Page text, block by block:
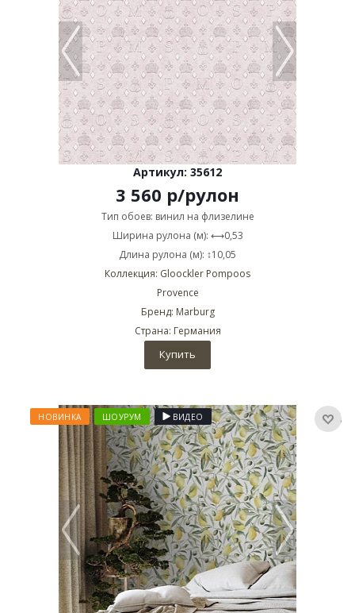
Артикул: 35612
3 560 р/рулон
Тип обоев: винил на флизелине
Ширина рулона (м): ⟷0,53
Длина рулона (м): ↕10,05
Коллекция: Gloockler Pompoos
Provence
Бренд: Marburg
Страна: Германия
Купить
НОВИНКА ШОУРУМ ВИДЕО